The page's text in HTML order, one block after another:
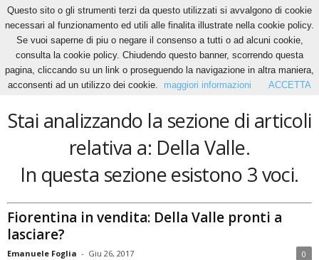
Home Tags Della Valle
Della Valle
Stai analizzando la sezione di articoli
relativa a: Della Valle.
In questa sezione esistono 3 voci.
Fiorentina in vendita: Della Valle pronti a
lasciare?
Emanuele Foglia - Giu 26, 2017 0
Questo sito o gli strumenti terzi da questo utilizzati si avvalgono di cookie
necessari al funzionamento ed utili alle finalita illustrate nella cookie policy.
Se vuoi saperne di piu o negare il consenso a tutti o ad alcuni cookie,
consulta la cookie policy. Chiudendo questo banner, scorrendo questa
pagina, cliccando su un link o proseguendo la navigazione in altra maniera,
acconsenti ad un utilizzo dei cookie.
maggiori informazioni ACCETTA